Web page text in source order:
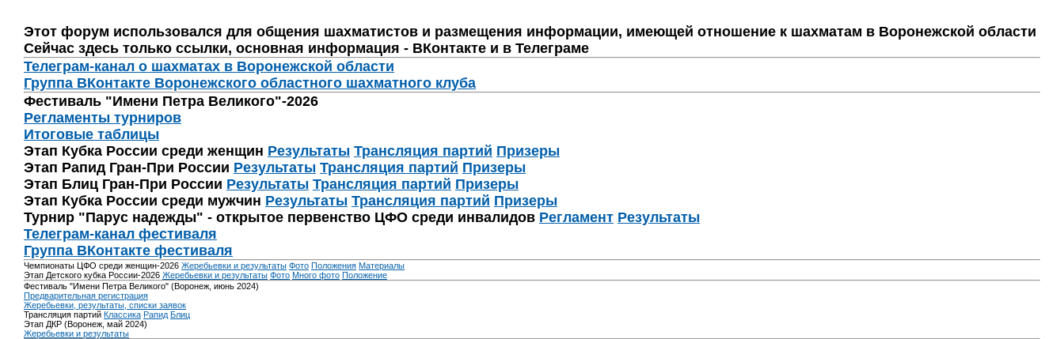
Этот форум использовался для общения шахматистов и размещения информации, имеющей отношение к шахматам в Воронежской области
Сейчас здесь только ссылки, основная информация - ВКонтакте и в Телеграме
Телеграм-канал о шахматах в Воронежской области
Группа ВКонтакте Воронежского областного шахматного клуба
Фестиваль "Имени Петра Великого"-2026
Регламенты турниров
Итоговые таблицы
Этап Кубка России среди женщин Результаты Трансляция партий Призеры
Этап Рапид Гран-При России Результаты Трансляция партий Призеры
Этап Блиц Гран-При России Результаты Трансляция партий Призеры
Этап Кубка России среди мужчин Результаты Трансляция партий Призеры
Турнир "Парус надежды" - открытое первенство ЦФО среди инвалидов Регламент Результаты
Телеграм-канал фестиваля
Группа ВКонтакте фестиваля
Чемпионаты ЦФО среди женщин-2026 Жеребьевки и результаты Фото Положения Материалы
Этап Детского кубка России-2026 Жеребьевки и результаты Фото Много фото Положение
Фестиваль "Имени Петра Великого" (Воронеж, июнь 2024)
Предварительная регистрация
Жеребьевки, результаты, списки заявок
Трансляция партий Классика Рапид Блиц
Этап ДКР (Воронеж, май 2024)
Жеребьевки и результаты